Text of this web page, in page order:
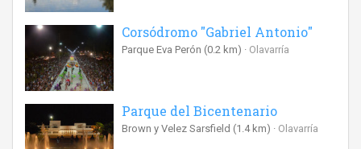
Corsódromo "Gabriel Antonio"
Parque Eva Perón (0.2 km) Olavarría
Parque del Bicentenario
Brown y Velez Sarsfield (1.4 km) Olavarría